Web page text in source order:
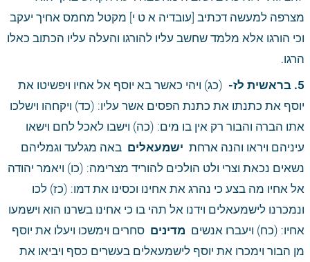
הרגו.
5. בראשית לז-
עיניהם ויראו והנה ארחת ישמעאלים
אחיו: (כח) ויעברו אנשים מדינים